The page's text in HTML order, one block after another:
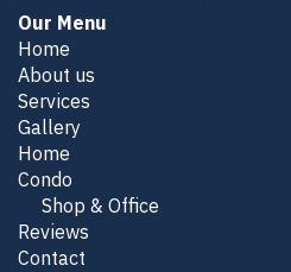
Our Menu
Home
About us
Services
Gallery
Home
Condo
Shop & Office
Reviews
Contact